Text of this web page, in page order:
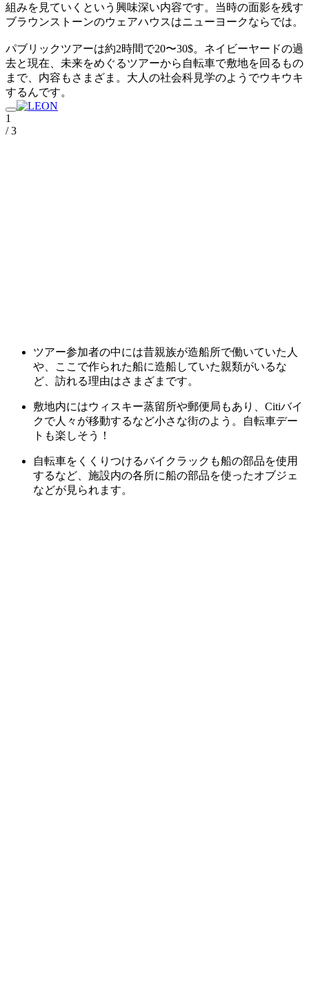
組みを見ていくという興味深い内容です。当時の面影を残す
ブラウンストーンのウェアハウスはニューヨークならでは。
パブリックツアーは約2時間で20〜30$。ネイビーヤードの過
去と現在、未来をめぐるツアーから自転車で敷地を回るもの
まで、内容もさまざま。大人の社会科見学のようでウキウキ
するんです。
1
/ 3
ツアー参加者の中には昔親族が造船所で働いていた人
や、ここで作られた船に造船していた親類がいるな
ど、訪れる理由はさまざまです。
敷地内にはウィスキー蒸留所や郵便局もあり、Citiバイ
クで人々が移動するなど小さな街のよう。自転車デー
トも楽しそう！
自転車をくくりつけるバイクラックも船の部品を使用
するなど、施設内の各所に船の部品を使ったオブジェ
などが見られます。